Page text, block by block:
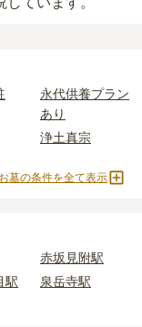
永代供養プラン
あり
浄土真宗
浄土宗
り
2人用区画あり
お墓の条件を全て表示
赤坂見附駅
駅
泉岳寺駅